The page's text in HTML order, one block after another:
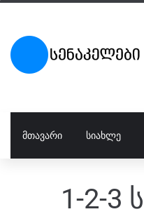
ᲛᲗᲐᲕᲐᲠᲘ ᲡᲘᲐᲮᲚᲔ
1-2-3